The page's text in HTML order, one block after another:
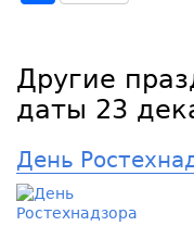
Другие
даты 23
День